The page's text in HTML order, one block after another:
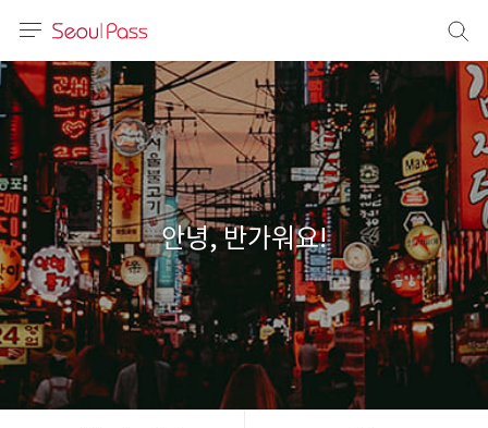
体)
文 (台灣)
안녕, 반가워요!